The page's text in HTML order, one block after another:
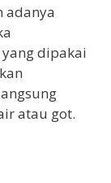
adanya
dipakai
atau got.